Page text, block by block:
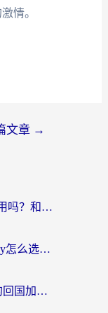
情。
文章 →
海外党必看：快帆TV版VPN好用吗？和快游VPN对比哪个回国效果更好？附实用避坑指南
海外党无忧指南：国内节点v2ray怎么选？一键回国VPN+多场景实测帮你避坑
海外党必看：如何选到最好用的回国加速器？从节点到售后的全维度指南